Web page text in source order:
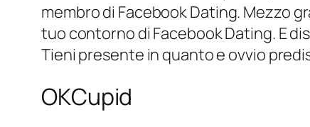
membro di Facebook Dating. Mezzo
tuo contorno di Facebook Dating. E
Tieni presente in quanto e ovvio
OKCupid